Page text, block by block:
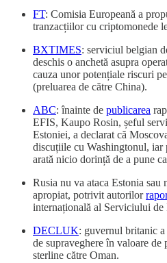
FT: Comisia Europeană a
tranzacțiilor cu criptomonede
BXTIMES: serviciul belgian
deschis o anchetă asupra
cauza unor potențiale riscuri
(preluarea de către China).
ABC: înainte de publicarea
EFIS, Kaupo Rosin, șeful
Estoniei, a declarat că
discuțiile cu Washingtonul,
arată nicio dorință de a pune
Rusia nu va ataca Estonia
apropiat, potrivit autorilor
internațională al Serviciului
DECLUK: guvernul britanic
de supraveghere în valoare de
sterline către Oman.